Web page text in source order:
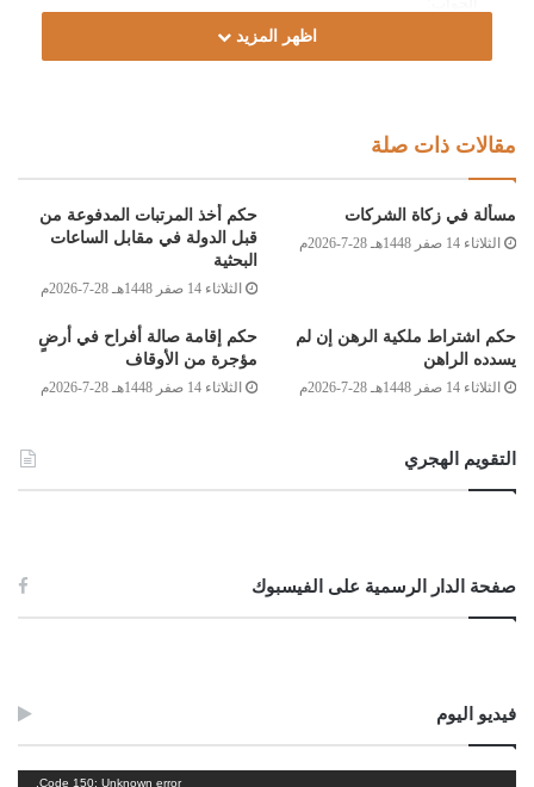
أما بعد :
فإن هذه الحوالات هي من قبيل الصرف، وشرط صحة الصرف عند العقد
أن يحصل التقابض عند العقد؛ لقول النبي صلى الله عليه وسلم: “الذهب
قال “إذا اختلف هذه الأجناس، فبيعوا كيف
فلا يجوز لأحد أن يعطي عملة في بلد ليأخذ عنها عملة أخرى في بلد أخر
نفسه، أو يقوم الطرف الذي قبض المال في المجلس بإعطاء أمر تخصم
بموجبه العملة المقابلة من حسابه على الفور لصالح حساب الطرف الآخر،
والتشديد على التقابض ظهرت حكمته جلية واضحة في العصر الحديث في
اظهر المزيد
مقالات ذات صلة
مسألة في زكاة الشركات
الثلاثاء 14 صفر 1448هـ 28-7-2026م
حكم أخذ المرتبات المدفوعة من
قبل الدولة في مقابل الساعات
البحثية
الثلاثاء 14 صفر 1448هـ 28-7-2026م
حكم اشتراط ملكية الرهن إن لم
يسدده الراهن
الثلاثاء 14 صفر 1448هـ 28-7-2026م
حكم إقامة صالة أفراح في أرضٍ
مؤجرة من الأوقاف
الثلاثاء 14 صفر 1448هـ 28-7-2026م
التقويم الهجري
صفحة الدار الرسمية على الفيسبوك
فيديو اليوم
Code 150: Unknown error.